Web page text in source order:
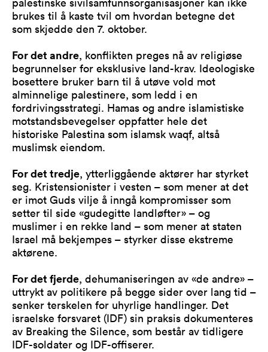
brukes til å kaste tvil om hvordan betegne det
som skjedde den 7. oktober.
For det andre, konflikten preges nå av religiøse
begrunnelser for eksklusive land-krav. Ideologiske
bosettere bruker barn til å utøve vold mot
alminnelige palestinere, som ledd i en
fordrivingsstrategi. Hamas og andre islamistiske
motstandsbevegelser oppfatter hele det
historiske Palestina som islamsk waqf, altså
muslimsk eiendom.
For det tredje, ytterliggående aktører har styrket
seg. Kristensionister i vesten – som mener at det
er imot Guds vilje å inngå kompromisser som
setter til side «gudegitte landløfter» – og
muslimer i en rekke land – som mener at staten
Israel må bekjempes – styrker disse ekstreme
aktørene.
For det fjerde, dehumaniseringen av «de andre» –
uttrykt av politikere på begge sider over lang tid –
senker terskelen for uhyrlige handlinger. Det
israelske forsvaret (IDF) sin praksis dokumenteres
av Breaking the Silence, som består av tidligere
IDF-soldater og IDF-offiserer.